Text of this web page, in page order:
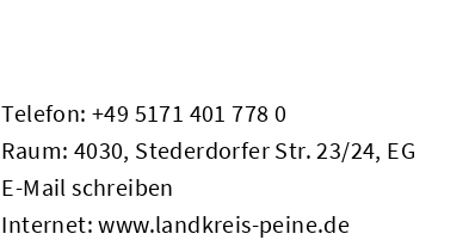
Telefon: +49 5171 401 778 0
Raum: 4030, Stederdorfer Str. 23/24, EG
E-Mail schreiben
Internet:www.landkreis-peine.de